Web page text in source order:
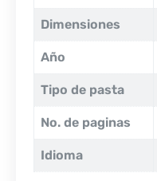
Dimensiones
Año
Tipo de pasta
No. de paginas
Idioma